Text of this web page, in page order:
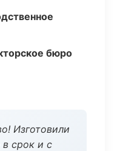
бюро
Изготовили
срок и с